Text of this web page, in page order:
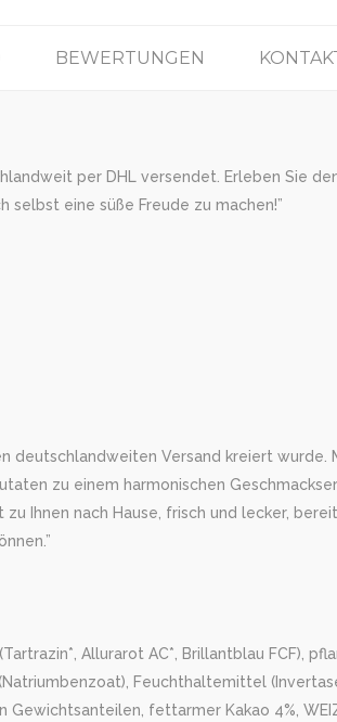
BEWERTUNGEN
per DHL versendet. Erleben Sie
eine süße Freude zu machen!”
Versand kreiert wurde.
zu einem harmonischen
nach Hause, frisch und lecker,
Allurarot AC*, Brillantblau FCF),
Feuchthaltemittel
fettarmer Kakao 4%,